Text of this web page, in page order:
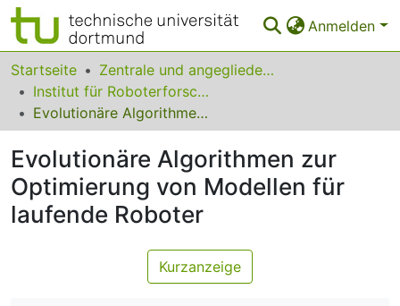
Anmelden
Bereiche & Sammlungen
Das gesamte Repositorium
FAQ
Leitlinien
Zurück zur Startseite
Startseite
Zentrale und angegliederte Institute
Institut für Roboterforschung
Evolutionäre Algorithmen zur Optimierung von Modellen für laufende Roboter
Evolutionäre Algorithmen zur
Optimierung von Modellen für
laufende Roboter
Kurzanzeige